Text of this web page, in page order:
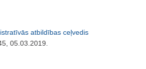
atbildības ceļvedis
45, 05.03.2019.